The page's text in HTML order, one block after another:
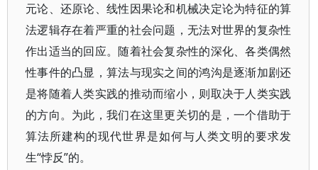
元论、还原论、线性因果论和机械决定论为特征的算
法逻辑存在着严重的社会问题，无法对世界的复杂性
作出适当的回应。随着社会复杂性的深化、各类偶然
性事件的凸显，算法与现实之间的鸿沟是逐渐加剧还
是将随着人类实践的推动而缩小，则取决于人类实践
的方向。为此，我们在这里更关切的是，一个借助于
算法所建构的现代世界是如何与人类文明的要求发
生“悖反”的。